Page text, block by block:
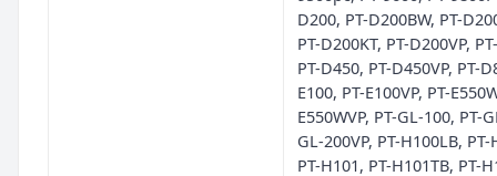
D200, PT-D200BW, PT-
PT-D200KT, PT-D200VP,
PT-D450, PT-D450VP, PT-
E100, PT-E100VP, PT-
E550WVP, PT-GL-100, PT-
GL-200VP, PT-H100LB, PT-
PT-H101, PT-H101TB, PT-